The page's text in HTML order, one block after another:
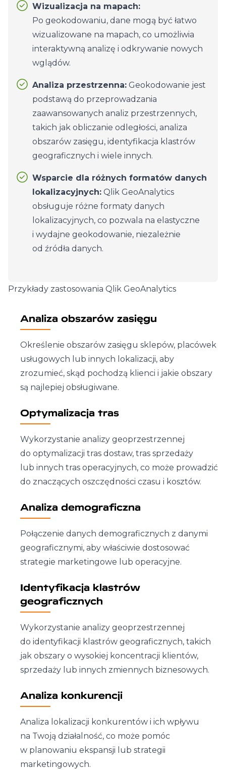
Wizualizacja na mapach:
Po geokodowaniu, dane mogą być łatwo
wizualizowane na mapach, co umożliwia
interaktywną analizę i odkrywanie nowych
wglądów.
Analiza przestrzenna: Geokodowanie jest
podstawą do przeprowadzania
zaawansowanych analiz przestrzennych,
takich jak obliczanie odległości, analiza
obszarów zasięgu, identyfikacja klastrów
geograficznych i wiele innych.
Wsparcie dla różnych formatów danych
lokalizacyjnych: Qlik GeoAnalytics
obsługuje różne formaty danych
lokalizacyjnych, co pozwala na elastyczne
i wydajne geokodowanie, niezależnie
od źródła danych.
Przykłady zastosowania Qlik GeoAnalytics
Analiza obszarów zasięgu
Określenie obszarów zasięgu sklepów, placówek
usługowych lub innych lokalizacji, aby
zrozumieć, skąd pochodzą klienci i jakie obszary
są najlepiej obsługiwane.
Optymalizacja tras
Wykorzystanie analizy geoprzestrzennej
do optymalizacji tras dostaw, tras sprzedaży
lub innych tras operacyjnych, co może prowadzić
do znaczących oszczędności czasu i kosztów.
Analiza demograficzna
Połączenie danych demograficznych z danymi
geograficznymi, aby właściwie dostosować
strategie marketingowe lub operacyjne.
Identyfikacja klastrów
geograficznych
Wykorzystanie analizy geoprzestrzennej
do identyfikacji klastrów geograficznych, takich
jak obszary o wysokiej koncentracji klientów,
sprzedaży lub innych zmiennych biznesowych.
Analiza konkurencji
Analiza lokalizacji konkurentów i ich wpływu
na Twoją działalność, co może pomóc
w planowaniu ekspansji lub strategii
marketingowych.